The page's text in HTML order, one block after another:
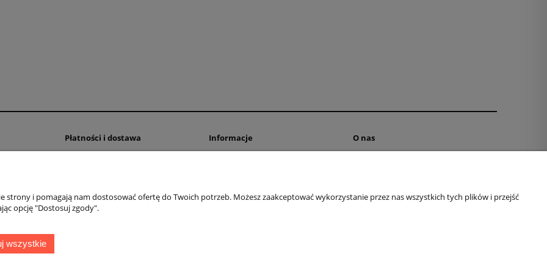
Płatności i dostawa
Czas i koszty dostawy
Czas realizacji zamówienia
Informacje
Pomoc w rozwiązaniu
O nas
O firmie
strony i pomagają nam dostosować ofertę do Twoich potrzeb. Możesz zaakceptować wykorzystanie przez nas wszystkich tych plików i przejść
opcję "Dostosuj zgody".
wszystkie